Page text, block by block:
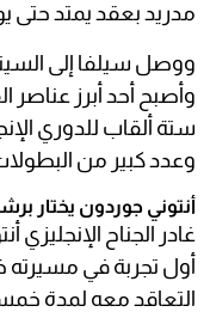
مدريد بعقد يمتد حتى يونيو
وأصبح أحد أبرز عناصر
ستة ألقاب للدوري
وعدد كبير من
أنتوني جوردون يختار
غادر الجناح
أول تجربة في مسيرته
التعاقد معه لمدة خمسة